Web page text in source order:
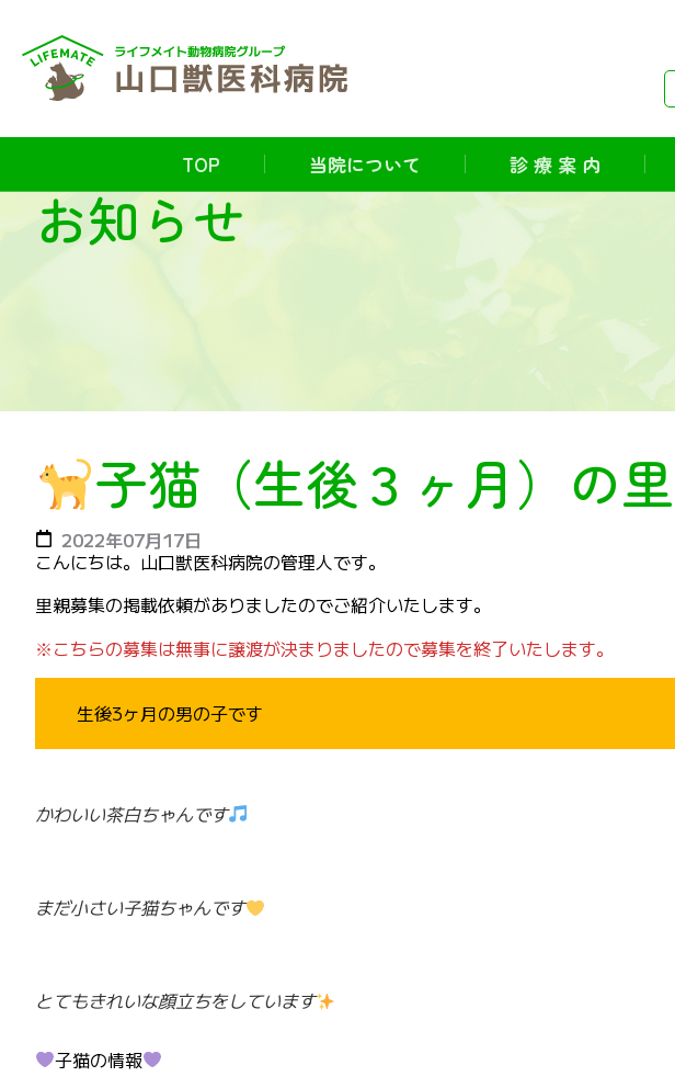
TOP 当院について 診 療 案 内
お知らせ
子猫（生後３ヶ月）の
2022年07月17日
こんにちは。山口獣医科病院の管理人です。
里親募集の掲載依頼がありましたのでご紹介いたします。
※こちらの募集は無事に譲渡が決まりましたので募集を終了いたします。
生後3ヶ月の男の子です
かわいい茶白ちゃんです
まだ小さい子猫ちゃんです
とてもきれいな顔立ちをしています
子猫の情報